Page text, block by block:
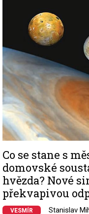
Co se stane s
domovské
hvězda? Nové
překvapivou
VESMÍR Stanislav